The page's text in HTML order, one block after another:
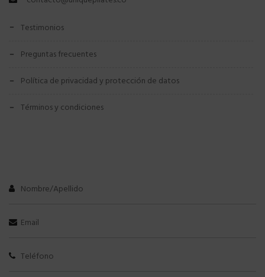
testimonios
preguntas frecuentes
política de privacidad y protección de datos
términos y condiciones